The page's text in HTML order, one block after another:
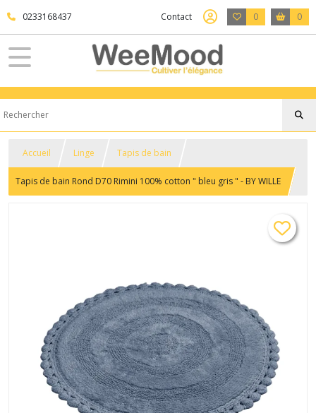
0233168437 Contact 0 0
Accueil Linge Tapis de bain
Tapis de bain Rond D70 Rimini 100% cotton " bleu gris " - BY WILLE